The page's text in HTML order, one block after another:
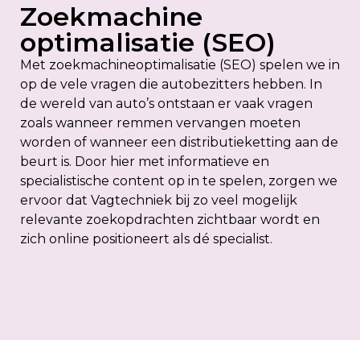
Zoekmachine
optimalisatie (SEO)
Met zoekmachineoptimalisatie (SEO) spelen we in
op de vele vragen die autobezitters hebben. In
de wereld van auto’s ontstaan er vaak vragen
zoals wanneer remmen vervangen moeten
worden of wanneer een distributieketting aan de
beurt is. Door hier met informatieve en
specialistische content op in te spelen, zorgen we
ervoor dat Vagtechniek bij zo veel mogelijk
relevante zoekopdrachten zichtbaar wordt en
zich online positioneert als dé specialist.